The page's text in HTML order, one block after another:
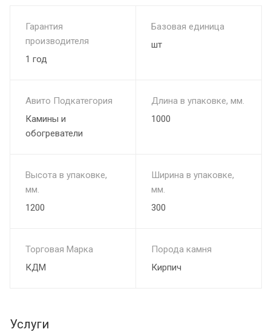
даже специального инструмента. Все необходимое для
сборки портала идет в комплекте. После сборки не
остается ни грязи, ни пыли, что тоже является плюсом
Высота-960мм
Гарантия
производителя
1 год
Базовая единица
шт
Авито Подкатегория
Камины и
обогреватели
Длина в упаковке, мм.
1000
Высота в упаковке,
мм.
1200
Ширина в упаковке,
мм.
300
Торговая Марка
КДМ
Порода камня
Кирпич
Услуги